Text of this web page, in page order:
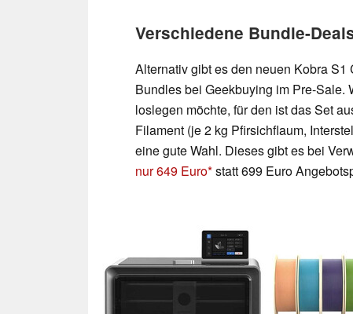
Verschiedene Bundle-
Alternativ gibt es den neuen Kobra
Bundles bei Geekbuying im Pre-Sale.
loslegen möchte, für den ist das Set
Filament (je 2 kg Pfirsichflaum,
eine gute Wahl. Dieses gibt es bei
nur 649 Euro statt 699 Euro